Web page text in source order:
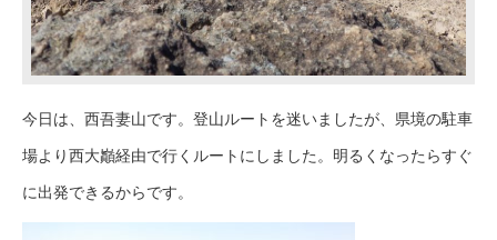
今日は、西吾妻山です。登山ルートを迷いましたが、県境の駐車
場より西大巓経由で行くルートにしました。明るくなったらすぐ
に出発できるからです。